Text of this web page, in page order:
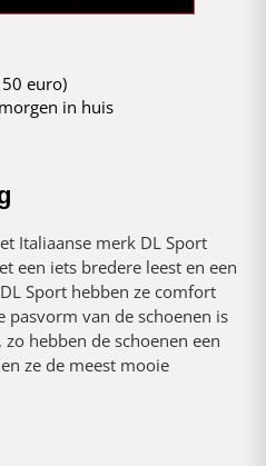
euro)
in huis
Italiaanse merk DL Sport
een iets bredere leest en een
Sport hebben ze comfort
pasvorm van de schoenen is
hebben de schoenen een
ze de meest mooie